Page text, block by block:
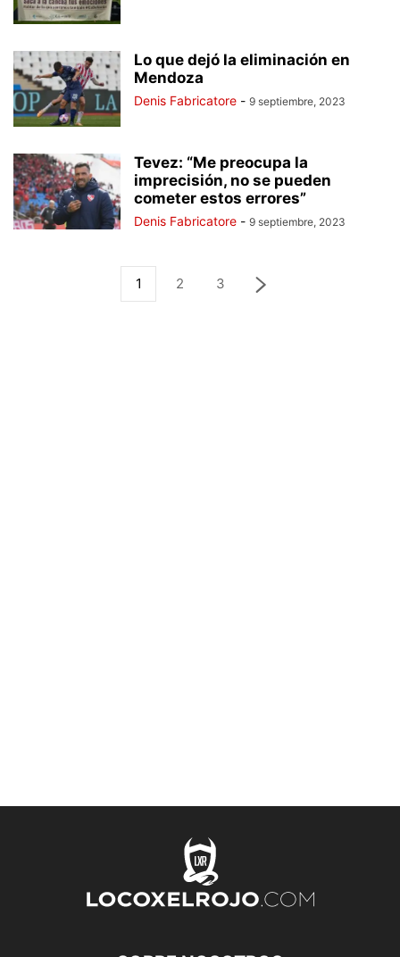
Lo que dejó la eliminación en
Mendoza
Denis Fabricatore - 9 septiembre, 2023
Tevez: “Me preocupa la
imprecisión, no se pueden
cometer estos errores”
Denis Fabricatore - 9 septiembre, 2023
1 2 3